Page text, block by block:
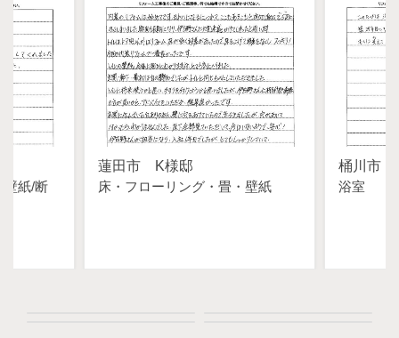
壁紙 断
蓮田市 K様邸
床・フローリング・畳・壁紙
桶川市
浴室